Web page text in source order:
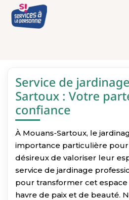
Service de
Sartoux : Votre
confiance
À Mouans-Sartoux, le
importance particulière
désireux de valoriser leur
service de jardinage
pour transformer cet
havre de paix et de beauté.